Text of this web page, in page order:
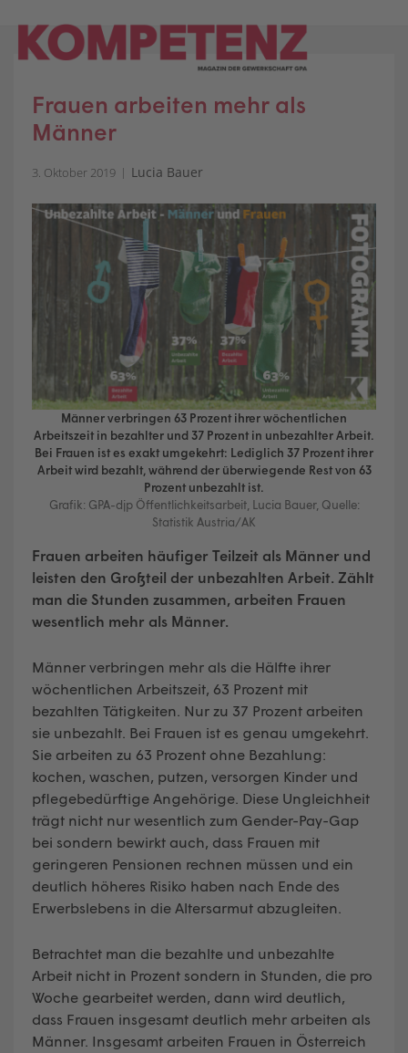
content
Frauen arbeiten mehr als
Männer
3. Oktober 2019 Lucia Bauer
Männer verbringen 63 Prozent ihrer wöchentlichen
Arbeitszeit in bezahlter und 37 Prozent in unbezahlter Arbeit.
Bei Frauen ist es exakt umgekehrt: Lediglich 37 Prozent ihrer
Arbeit wird bezahlt, während der überwiegende Rest von 63
Prozent unbezahlt ist.
Grafik: GPA-djp Öffentlichkeitsarbeit, Lucia Bauer, Quelle:
Statistik Austria/AK
Frauen arbeiten häufiger Teilzeit als Männer und
leisten den Großteil der unbezahlten Arbeit. Zählt
man die Stunden zusammen, arbeiten Frauen
wesentlich mehr als Männer.
Männer verbringen mehr als die Hälfte ihrer
wöchentlichen Arbeitszeit, 63 Prozent mit
bezahlten Tätigkeiten. Nur zu 37 Prozent arbeiten
sie unbezahlt. Bei Frauen ist es genau umgekehrt.
Sie arbeiten zu 63 Prozent ohne Bezahlung:
kochen, waschen, putzen, versorgen Kinder und
pflegebedürftige Angehörige. Diese Ungleichheit
trägt nicht nur wesentlich zum Gender-Pay-Gap
bei sondern bewirkt auch, dass Frauen mit
geringeren Pensionen rechnen müssen und ein
deutlich höheres Risiko haben nach Ende des
Erwerbslebens in die Altersarmut abzugleiten.
Betrachtet man die bezahlte und unbezahlte
Arbeit nicht in Prozent sondern in Stunden, die pro
Woche gearbeitet werden, dann wird deutlich,
dass Frauen insgesamt deutlich mehr arbeiten als
Männer. Insgesamt arbeiten Frauen in Österreich